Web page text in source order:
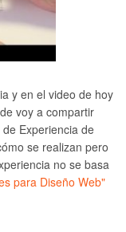
y en el video de hoy
voy a compartir
Experiencia de
se realizan pero
no se basa
para Diseño Web"